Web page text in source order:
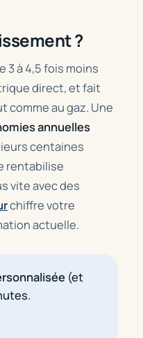
?
3 à 4,5 fois moins
direct, et fait
comme au gaz. Une
annuelles
centaines
rentabilise
vite avec des
chiffre votre
actuelle.
(et